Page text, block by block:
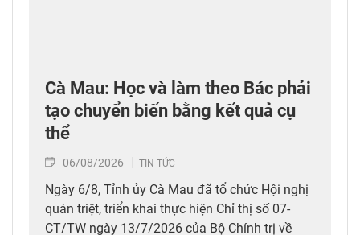
Cà Mau: Học và làm theo Bác phải
tạo chuyển biến bằng kết quả cụ
thể
06/08/2026 TIN TỨC
Ngày 6/8, Tỉnh ủy Cà Mau đã tổ chức Hội nghị
quán triệt, triển khai thực hiện Chỉ thị số 07-
CT/TW ngày 13/7/2026 của Bộ Chính trị về